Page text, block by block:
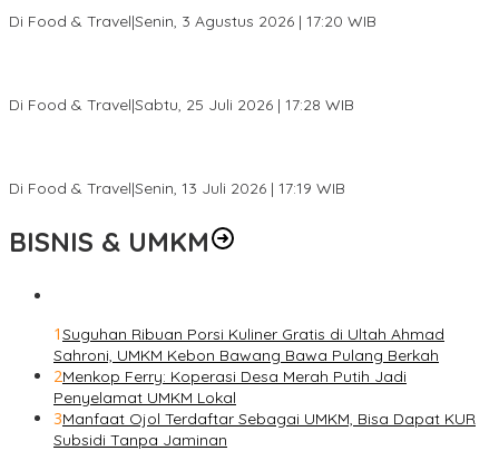
Di Food & Travel|Senin, 3 Agustus 2026 | 17:20 WIB
Di Food & Travel|Sabtu, 25 Juli 2026 | 17:28 WIB
Di Food & Travel|Senin, 13 Juli 2026 | 17:19 WIB
BISNIS & UMKM
1Suguhan Ribuan Porsi Kuliner Gratis di Ultah Ahmad
Sahroni, UMKM Kebon Bawang Bawa Pulang Berkah
2Menkop Ferry: Koperasi Desa Merah Putih Jadi
Penyelamat UMKM Lokal
3Manfaat Ojol Terdaftar Sebagai UMKM, Bisa Dapat KUR
Subsidi Tanpa Jaminan